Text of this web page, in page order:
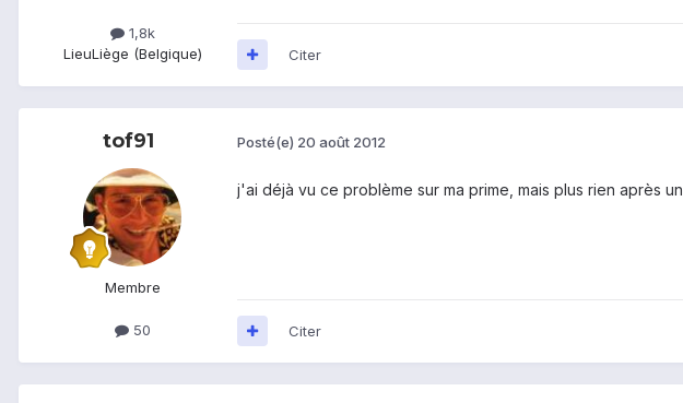
1,8k
LieuLiège (Belgique) Citer
tof91
Membre
50
Posté(e) 20 août 2012
j'ai déjà vu ce problème sur ma prime, mais plus rien après
Citer